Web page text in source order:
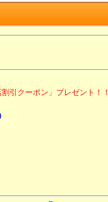
引クーポン」プレゼント！！